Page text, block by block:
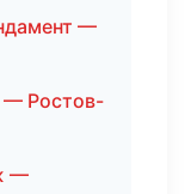
—
— Ростов-
—